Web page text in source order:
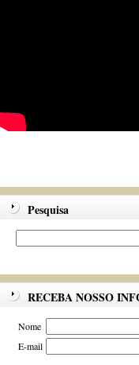
Pesquisa
RECEBA NOSSO
Nome
E-mail